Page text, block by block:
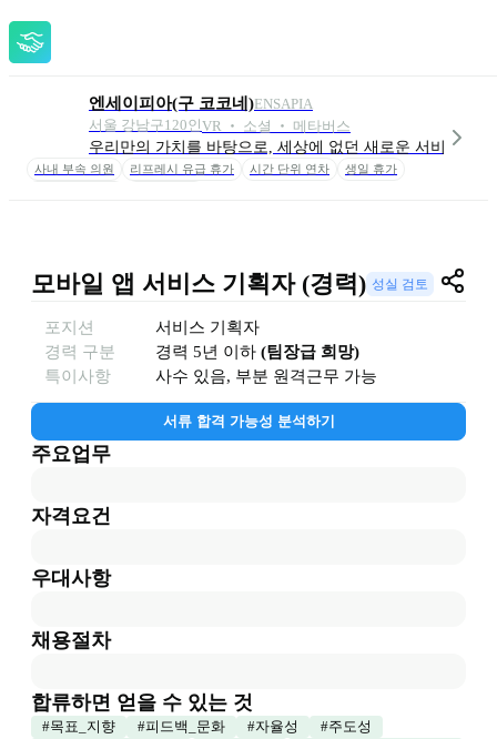
엔세이피아(구 코코네)ENSAPIA
서울 강남구120인VR ‧ 소셜 ‧ 메타버스
우리만의 가치를 바탕으로, 세상에 없던 새로운 서비스를
사내 부속 의원 리프레시 유급 휴가 시간 단위 연차
생일 휴가
모바일 앱 서비스 기획자 (경력) 성실 검토
포지션
서비스 기획자
경력 구분
경력 5년 이하 (팀장급 희망)
특이사항
사수 있음, 부분 원격근무 가능
서류 합격 가능성 분석하기
주요업무
자격요건
우대사항
채용절차
합류하면 얻을 수 있는 것
#목표_지향 #피드백_문화 #자율성 #주도성